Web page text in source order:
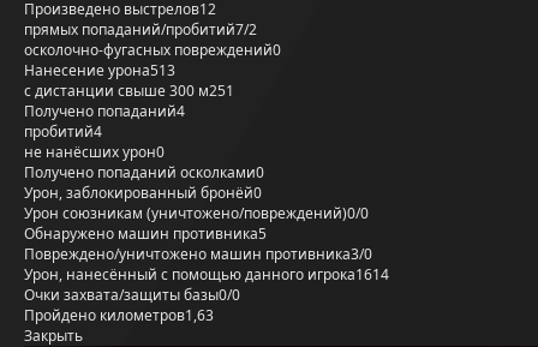
Произведено выстрелов12
прямых попаданий/пробитий7/2
осколочно-фугасных повреждений0
Нанесение урона513
с дистанции свыше 300 м251
Получено попаданий4
пробитий4
не нанёсших урон0
Получено попаданий осколками0
Урон, заблокированный бронёй0
Урон союзникам (уничтожено/повреждений)0/0
Обнаружено машин противника5
Повреждено/уничтожено машин противника3/0
Урон, нанесённый с помощью данного игрока1614
Очки захвата/защиты базы0/0
Пройдено километров1,63
Закрыть